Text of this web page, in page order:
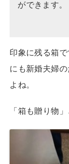
ができます。
印象に残る箱
にも新婚夫婦
よね。
「箱も贈り物